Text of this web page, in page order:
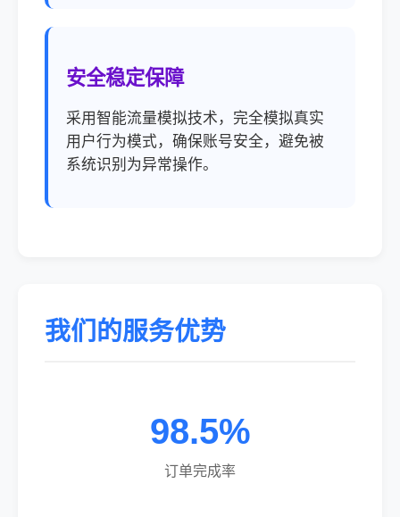
安全稳定保障
采用智能流量模拟技术，完全模拟真实
用户行为模式，确保账号安全，避免被
系统识别为异常操作。
我们的服务优势
98.5%
订单完成率